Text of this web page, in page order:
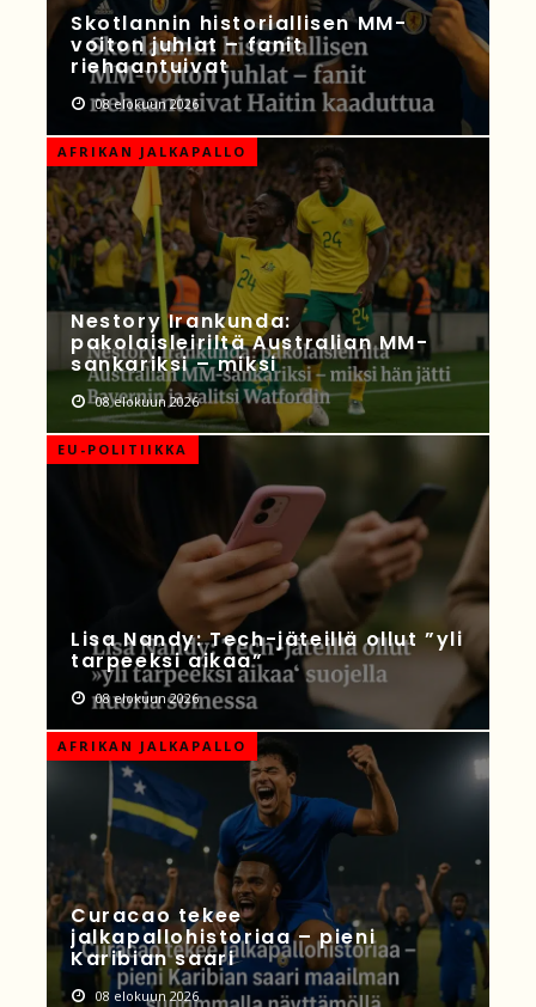
Skotlannin historiallisen MM-
voiton juhlat – fanit
riehaantuivat
08 elokuun 2026
AFRIKAN JALKAPALLO
Nestory Irankunda:
pakolaisleiriltä Australian MM-
sankariksi – miksi
08 elokuun 2026
EU-POLITIIKKA
Lisa Nandy: Tech-jäteillä ollut ”yli
tarpeeksi aikaa”
08 elokuun 2026
AFRIKAN JALKAPALLO
Curacao tekee
jalkapallohistoriaa – pieni
Karibian saari
08 elokuun 2026